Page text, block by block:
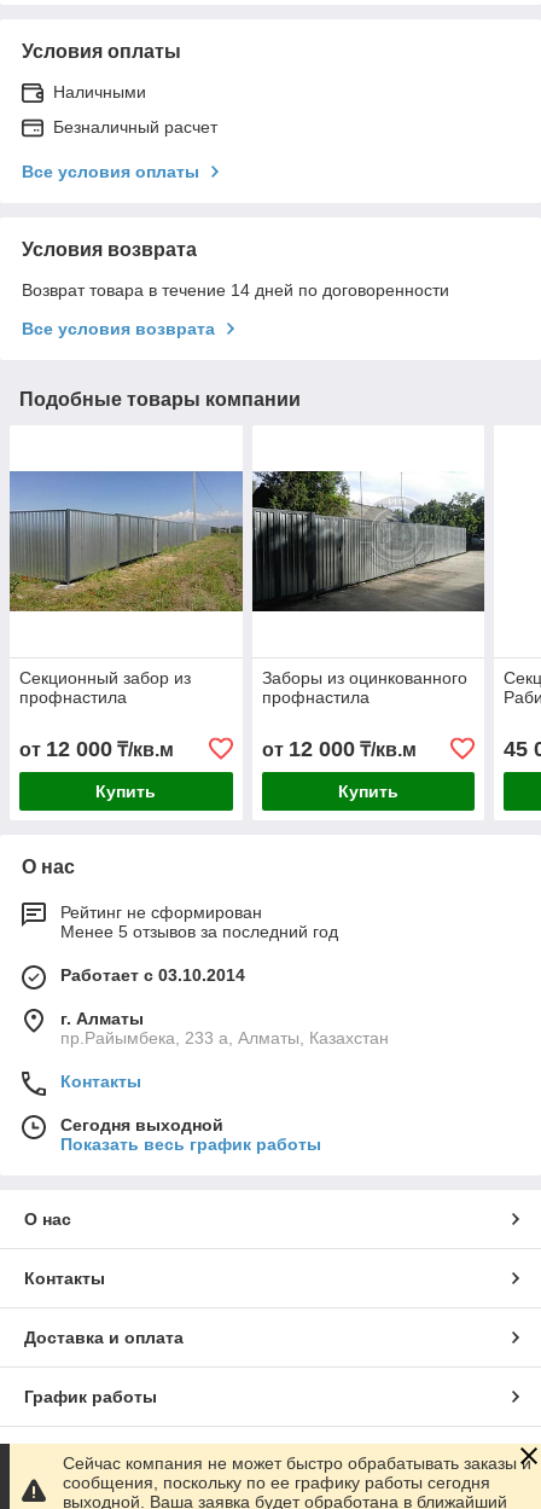
Условия оплаты
Наличными
Безналичный расчет
Все условия оплаты
Условия возврата
Возврат товара в течение 14 дней по договоренности
Все условия возврата
Подобные товары компании
Секционный забор из
профнастила
от 12 000 ₸/кв.м
Купить
Заборы из оцинкованного
профнастила
от 12 000₸/кв.м
Купить
45
О нас
Рейтинг не сформирован
Менее 5 отзывов за последний год
Работает с 03.10.2014
г. Алматы
пр.Райымбека, 233 а, Алматы, Казахстан
Контакты
Сегодня выходной
Показать весь график работы
О нас
Контакты
Доставка и оплата
График работы
Полная версия сайта
Сейчас компания не может быстро обрабатывать заказы и
сообщения, поскольку по ее графику работы сегодня
выходной. Ваша заявка будет обработана в ближайший